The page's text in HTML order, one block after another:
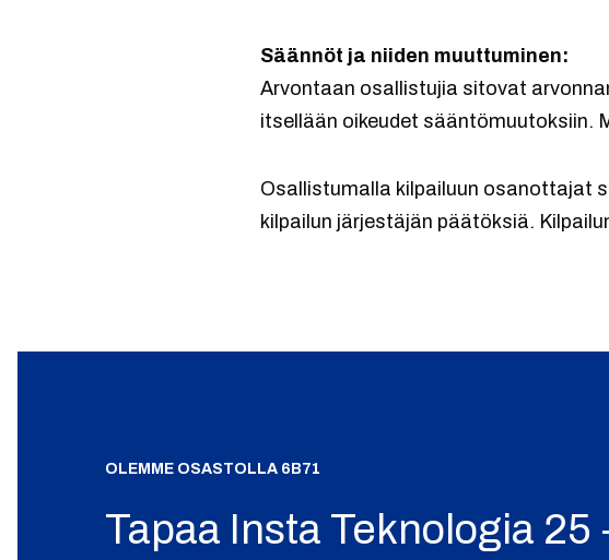
Säännöt ja niiden muuttuminen:
Arvontaan osallistujia sitovat
itsellään oikeudet
Osallistumalla kilpailuun osanottajat
kilpailun järjestäjän päätöksiä.
OLEMME OSASTOLLA 6B71
Tapaa Insta Teknologia 25